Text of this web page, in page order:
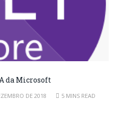
da Microsoft
DE 2018 5 MINS READ